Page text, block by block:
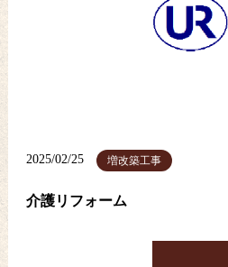
2025/02/25 増改築工事
介護リフォーム